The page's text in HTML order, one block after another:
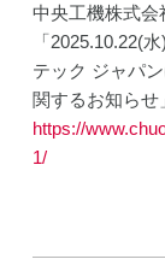
中央工機株式会
「2025.10.22(
テック ジャパ
関するお知らせ
https://
1/